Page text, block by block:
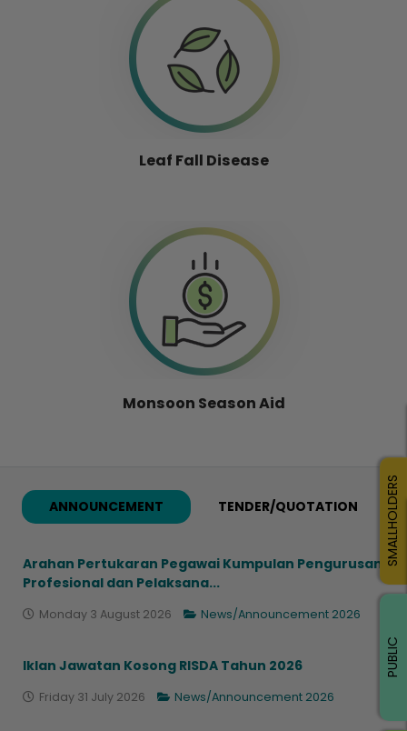
Leaf Fall Disease
Monsoon Season Aid
ANNOUNCEMENT TENDER/QUOTATION
Arahan Pertukaran Pegawai Kumpulan Pengurusan
Profesional dan Pelaksana...
Monday 3 August 2026 News/Announcement 2026
Iklan Jawatan Kosong RISDA Tahun 2026
Friday 31 July 2026 News/Announcement 2026
SMALLHOLDERS
PUBLIC